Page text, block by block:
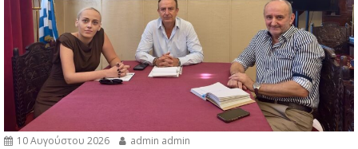
10 Αυγούστου 2026 admin admin